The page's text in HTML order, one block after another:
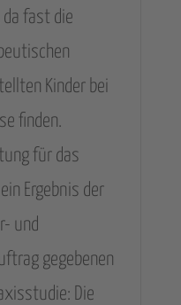
fast die
Kinder bei
finden.
für das
Ergebnis der
und
gegebenen
Die